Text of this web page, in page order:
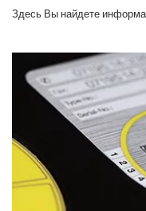
Здесь Вы найдете